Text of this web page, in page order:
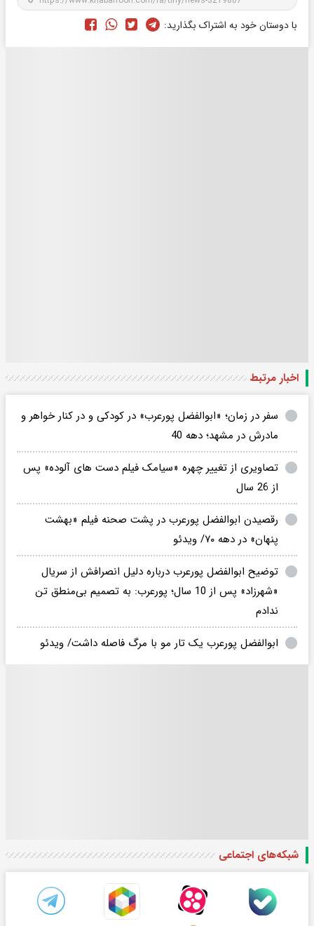
با دوستان خود به اشتراک بگذارید:
اخبار مرتبط
سفر در زمان؛ «ابوالفضل پورعرب» در کودکی و در کنار خواهر و
مادرش در مشهد؛ دهه 40
تصاویری از تغییر چهره «سیامک فیلم دست های آلوده» پس
از 26 سال
رقصیدن ابوالفضل پورعرب در پشت صحنه فیلم «بهشت
پنهان» در دهه ۷۰/ ویدئو
توضیح ابوالفضل پورعرب درباره دلیل انصرافش از سریال
«شهرزاد» پس از 10 سال؛ پورعرب: به تصمیم بی‌منطق تن
ندادم
ابوالفضل پورعرب یک تار مو با مرگ فاصله داشت/ ویدئو
شبکه‌های اجتماعی